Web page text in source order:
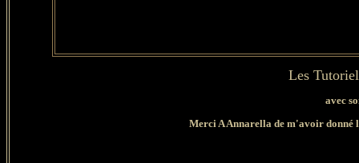
Les
avec
Merci A Annarella de m'avoir donné